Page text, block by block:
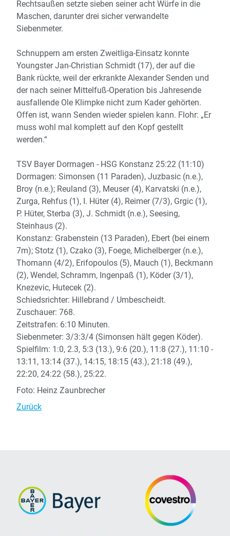
Rechtsaußen setzte sieben seiner acht Würfe in die
Maschen, darunter drei sicher verwandelte
Siebenmeter.
Schnuppern am ersten Zweitliga-Einsatz konnte
Youngster Jan-Christian Schmidt (17), der auf die
Bank rückte, weil der erkrankte Alexander Senden und
der nach seiner Mittelfuß-Operation bis Jahresende
ausfallende Ole Klimpke nicht zum Kader gehörten.
Offen ist, wann Senden wieder spielen kann. Flohr: „Er
muss wohl mal komplett auf den Kopf gestellt
werden.“
TSV Bayer Dormagen - HSG Konstanz 25:22 (11:10)
Dormagen: Simonsen (11 Paraden), Juzbasic (n.e.),
Broy (n.e.); Reuland (3), Meuser (4), Karvatski (n.e.),
Zurga, Rehfus (1), I. Hüter (4), Reimer (7/3), Grgic (1),
P. Hüter, Sterba (3), J. Schmidt (n.e.), Seesing,
Steinhaus (2).
Konstanz: Grabenstein (13 Paraden), Ebert (bei einem
7m); Stotz (1), Czako (3), Foege, Michelberger (n.e.),
Thomann (4/2), Erifopoulos (5), Mauch (1), Beckmann
(2), Wendel, Schramm, Ingenpaß (1), Köder (3/1),
Knezevic, Hutecek (2).
Schiedsrichter: Hillebrand / Umbescheidt.
Zuschauer: 768.
Zeitstrafen: 6:10 Minuten.
Siebenmeter: 3/3:3/4 (Simonsen hält gegen Köder).
Spielfilm: 1:0, 2.3, 5:3 (13.), 9:6 (20.), 11:8 (27.), 11:10 -
13:11, 13:14 (37.), 14:15, 18:15 (43.), 21:18 (49.),
22:20, 24:22 (58.), 25:22.
Foto: Heinz Zaunbrecher
Zurück